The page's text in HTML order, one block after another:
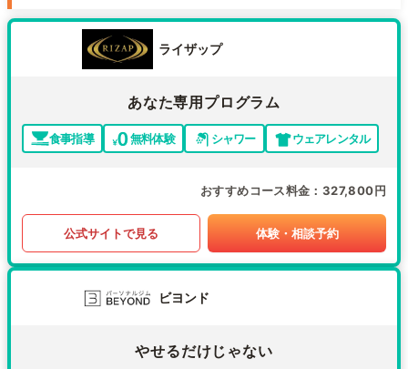
ライザップ
あなた専用プログラム
食事指導 無料体験 シャワー ウェアレンタル
おすすめコース料金 327,800円
公式サイトで見る 体験・相談予約
ビヨンド
やせるだけじゃない